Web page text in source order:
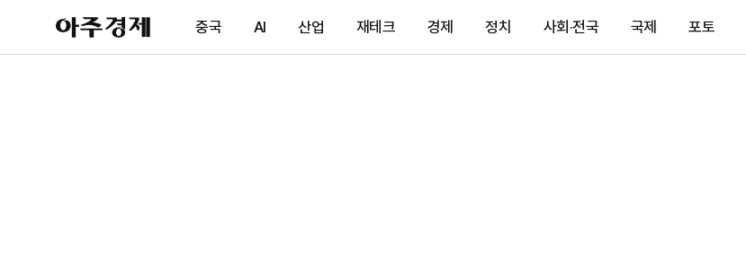
아
주
제
중국 AI 산업 재테크 경제 정치 사회·전국 국제 포토